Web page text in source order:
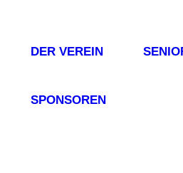
DER VEREIN
SPONSOREN